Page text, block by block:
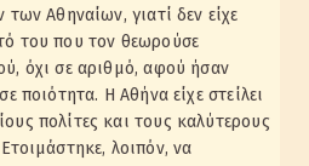
των Αθηναίων, γιατί δεν είχε
του που τον θεωρούσε
όχι σε αριθμό, αφού ήσαν
ποιότητα. Η Αθήνα είχε στείλει
πολίτες και τους καλύτερους
λοιπόν, να